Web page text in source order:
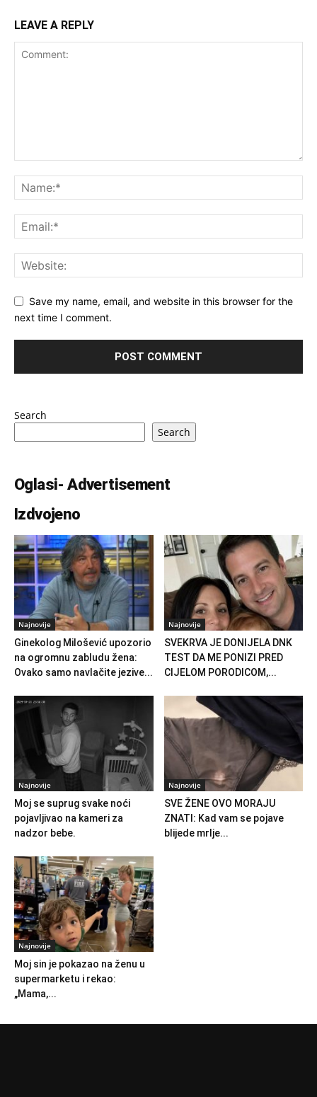
LEAVE A REPLY
Save my name, email, and website in this browser for the
next time I comment.
Search
Search
Oglasi- Advertisement
Izdvojeno
Najnovije
Ginekolog Milošević upozorio
na ogromnu zabludu žena:
Ovako samo navlačite jezive...
Najnovije
SVEKRVA JE DONIJELA DNK
TEST DA ME PONIZI PRED
CIJELOM PORODICOM,...
Najnovije
Moj se suprug svake noći
pojavljivao na kameri za
nadzor bebe.
Najnovije
SVE ŽENE OVO MORAJU
ZNATI: Kad vam se pojave
blijede mrlje...
Najnovije
Moj sin je pokazao na ženu u
supermarketu i rekao:
„Mama,...